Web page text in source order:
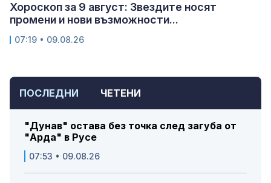
ПОСЛЕДНИ ЧЕТЕНИ
"Дунав" остава без точка след загуба от
"Арда" в Русе
07:53 • 09.08.26
Хороскоп за 9 август: Звездите носят
промени и нови възможности...
07:19 • 09.08.26